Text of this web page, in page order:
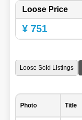
Loose Price
¥ 751
Loose Sold Listings
Photo Title